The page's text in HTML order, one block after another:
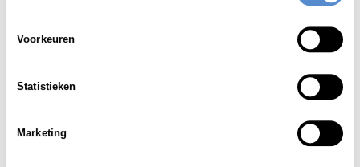
Voorkeuren
Statistieken
Marketing